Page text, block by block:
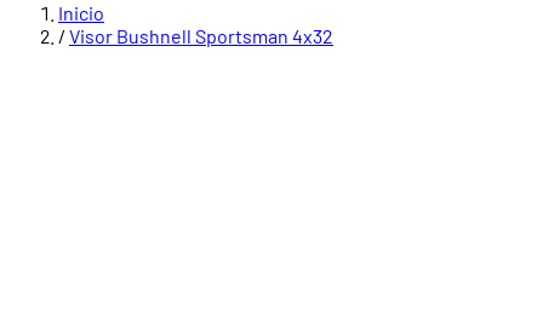
Inicio
/ Visor Bushnell Sportsman 4x32